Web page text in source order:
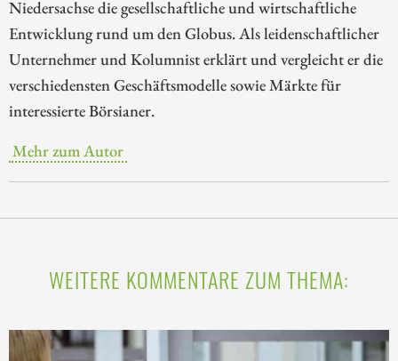
Niedersachse die gesellschaftliche und wirtschaftliche
Entwicklung rund um den Globus. Als leidenschaftlicher
Unternehmer und Kolumnist erklärt und vergleicht er die
verschiedensten Geschäftsmodelle sowie Märkte für
interessierte Börsianer.
Mehr zum Autor
WEITERE KOMMENTARE ZUM THEMA: